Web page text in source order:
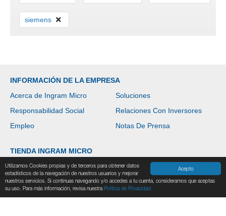
Acepto
Utilizamos Cookies propias y de terceros para obtener datos
estadísticos de la navegación de nuestros usuarios y mejorar
nuestros servicios. Si continuas navegando y/o accedes a tu cuenta, consideramos que aceptas
su uso. Para más información, revisa nuestra Política de Privacidad.
siemens
INFORMACIÓN DE LA EMPRESA
Acerca de Ingram Micro
Soluciones
Responsabilidad Social
Relaciones Con Inversores
Empleo
Notas De Prensa
TIENDA INGRAM MICRO
Productos
Fabricantes
Boutiques
Noticias y Eventos
Contáctanos
Ayuda